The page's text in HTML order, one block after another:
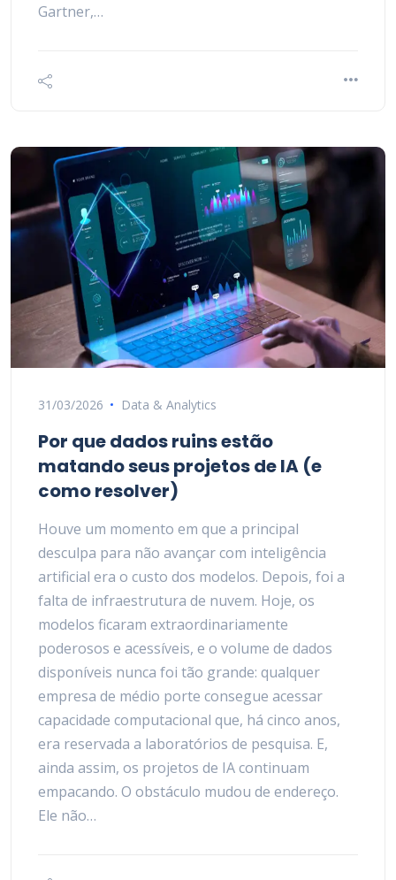
Gartner,…
31/03/2026 Data & Analytics
Por que dados ruins estão
matando seus projetos de IA (e
como resolver)
Houve um momento em que a principal
desculpa para não avançar com inteligência
artificial era o custo dos modelos. Depois, foi a
falta de infraestrutura de nuvem. Hoje, os
modelos ficaram extraordinariamente
poderosos e acessíveis, e o volume de dados
disponíveis nunca foi tão grande: qualquer
empresa de médio porte consegue acessar
capacidade computacional que, há cinco anos,
era reservada a laboratórios de pesquisa. E,
ainda assim, os projetos de IA continuam
empacando. O obstáculo mudou de endereço.
Ele não…